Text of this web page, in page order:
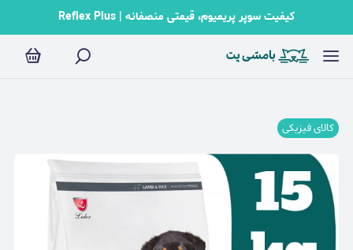
کیفیت سوپر پریمیوم، قیمتی منصفانه | Reflex Plus
کالای فیزیکی